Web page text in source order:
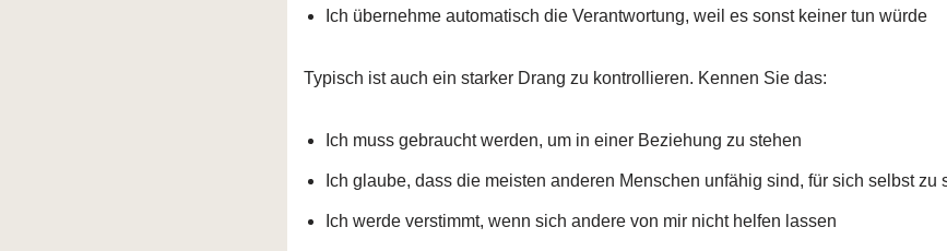
Ich übernehme automatisch die Verantwortung, weil es sonst keiner tun würde
Typisch ist auch ein starker Drang zu kontrollieren. Kennen Sie das:
Ich muss gebraucht werden, um in einer Beziehung zu stehen
Ich glaube, dass die meisten anderen Menschen unfähig sind, für sich selbst zu
Ich werde verstimmt, wenn sich andere von mir nicht helfen lassen